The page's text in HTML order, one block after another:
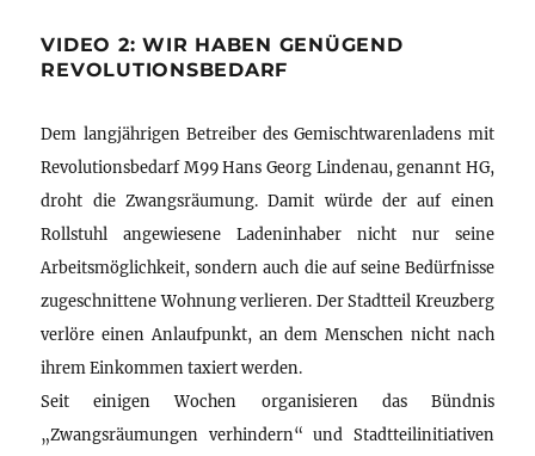
VIDEO 2: WIR HABEN GENÜGEND
REVOLUTIONSBEDARF
Dem langjährigen Betreiber des Gemischtwarenladens mit
Revolutionsbedarf M99 Hans Georg Lindenau, genannt HG,
droht die Zwangsräumung. Damit würde der auf einen
Rollstuhl angewiesene Ladeninhaber nicht nur seine
Arbeitsmöglichkeit, sondern auch die auf seine Bedürfnisse
zugeschnittene Wohnung verlieren. Der Stadtteil Kreuzberg
verlöre einen Anlaufpunkt, an dem Menschen nicht nach
ihrem Einkommen taxiert werden.
Seit einigen Wochen organisieren das Bündnis
„Zwangsräumungen verhindern“ und Stadtteilinitiativen